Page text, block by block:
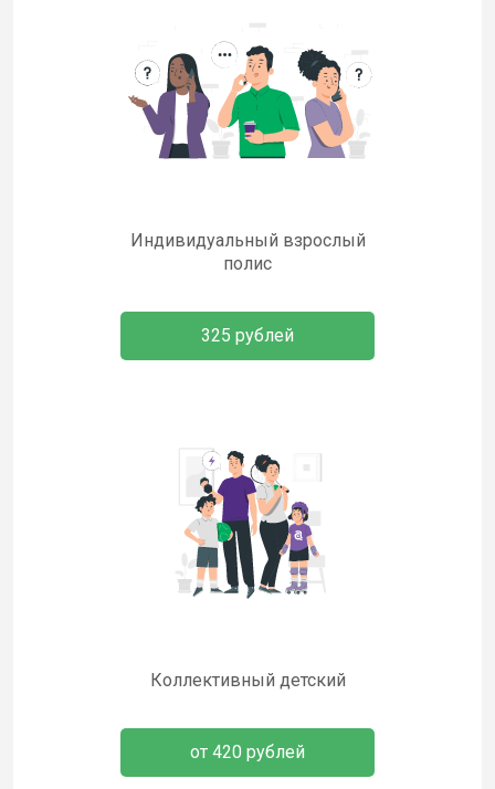
Индивидуальный взрослый
полис
325 рублей
Коллективный детский
от 420 рублей